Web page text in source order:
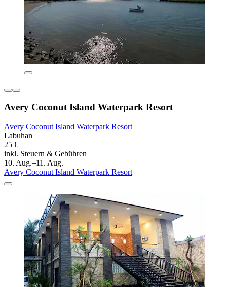
Avery Coconut Island Waterpark Resort
Avery Coconut Island Waterpark Resort
Labuhan
25 €
inkl. Steuern & Gebühren
10. Aug.–11. Aug.
Avery Coconut Island Waterpark Resort